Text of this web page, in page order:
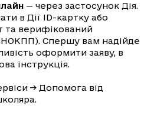
— через застосунок Дія.
в Дії ID-картку або
та верифікований
Спершу вам надійде
оформити заяву, в
інструкція.
→ Допомога від